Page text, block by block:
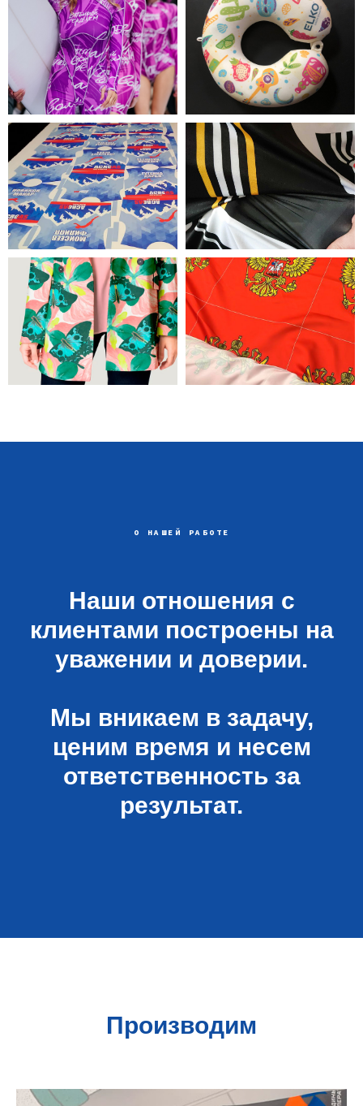
О НАШЕЙ РАБОТЕ
Наши отношения с
клиентами построены на
уважении и доверии.
Мы вникаем в задачу,
ценим время и несем
ответственность за
результат.
Производим